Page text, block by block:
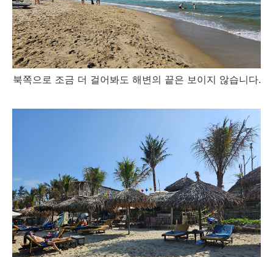
북쪽으로 조금 더 걸어봐도 해변의 끝은 보이지 않습니다.